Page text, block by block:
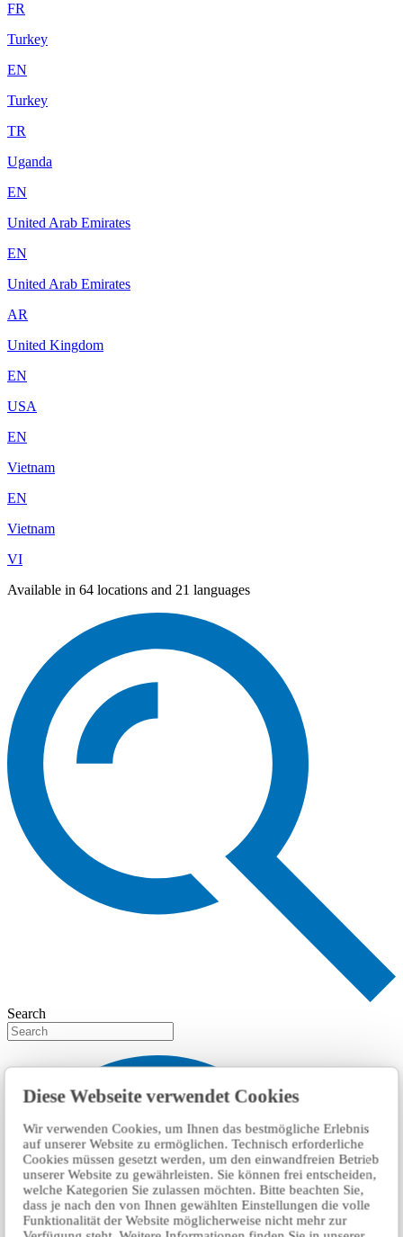
Diese Webseite verwendet Cookies
Wir verwenden Cookies, um Ihnen das bestmögliche Erlebnis
auf unserer Website zu ermöglichen. Technisch erforderliche
Cookies müssen gesetzt werden, um den einwandfreien Betrieb
unserer Website zu gewährleisten. Sie können frei entscheiden,
welche Kategorien Sie zulassen möchten. Bitte beachten Sie,
dass je nach den von Ihnen gewählten Einstellungen die volle
Funktionalität der Website möglicherweise nicht mehr zur
FR
Turkey
EN
Turkey
TR
Uganda
EN
United Arab Emirates
EN
United Arab Emirates
AR
United Kingdom
EN
USA
EN
Vietnam
EN
Vietnam
VI
Available in 64 locations and 21 languages
Search